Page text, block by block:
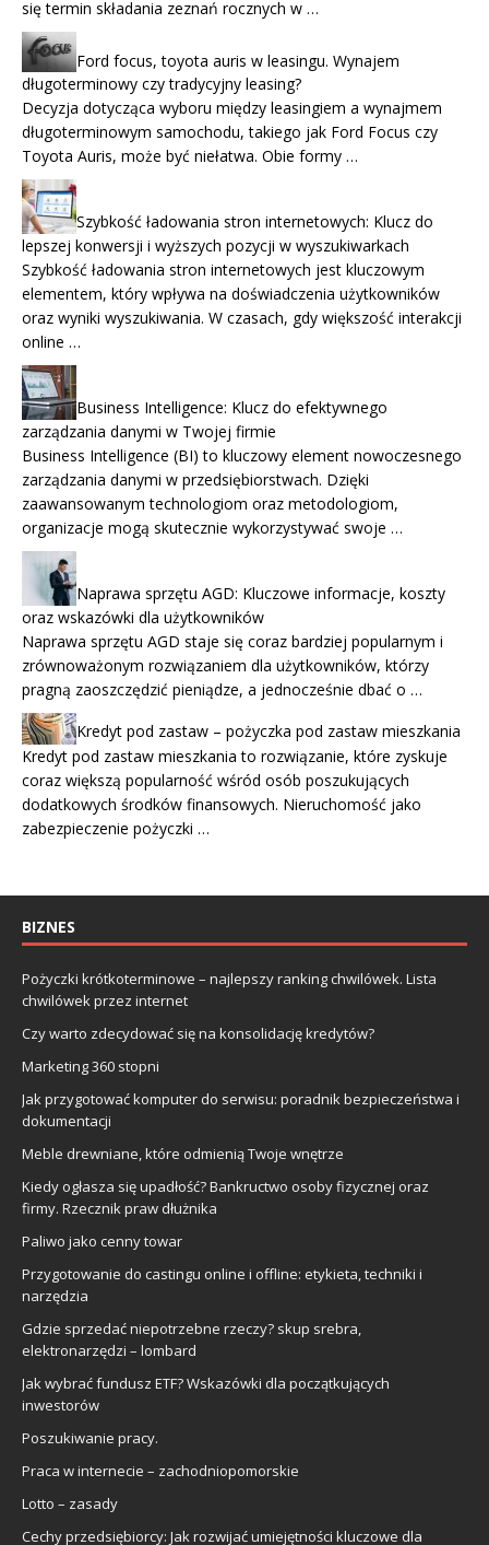
się termin składania zeznań rocznych w …
Ford focus, toyota auris w leasingu. Wynajem
długoterminowy czy tradycyjny leasing?
Decyzja dotycząca wyboru między leasingiem a wynajmem
długoterminowym samochodu, takiego jak Ford Focus czy
Toyota Auris, może być niełatwa. Obie formy …
Szybkość ładowania stron internetowych: Klucz do
lepszej konwersji i wyższych pozycji w wyszukiwarkach
Szybkość ładowania stron internetowych jest kluczowym
elementem, który wpływa na doświadczenia użytkowników
oraz wyniki wyszukiwania. W czasach, gdy większość interakcji
online …
Business Intelligence: Klucz do efektywnego
zarządzania danymi w Twojej firmie
Business Intelligence (BI) to kluczowy element nowoczesnego
zarządzania danymi w przedsiębiorstwach. Dzięki
zaawansowanym technologiom oraz metodologiom,
organizacje mogą skutecznie wykorzystywać swoje …
Naprawa sprzętu AGD: Kluczowe informacje, koszty
oraz wskazówki dla użytkowników
Naprawa sprzętu AGD staje się coraz bardziej popularnym i
zrównoważonym rozwiązaniem dla użytkowników, którzy
pragną zaoszczędzić pieniądze, a jednocześnie dbać o …
Kredyt pod zastaw – pożyczka pod zastaw mieszkania
Kredyt pod zastaw mieszkania to rozwiązanie, które zyskuje
coraz większą popularność wśród osób poszukujących
dodatkowych środków finansowych. Nieruchomość jako
zabezpieczenie pożyczki …
BIZNES
Pożyczki krótkoterminowe – najlepszy ranking chwilówek. Lista
chwilówek przez internet
Czy warto zdecydować się na konsolidację kredytów?
Marketing 360 stopni
Jak przygotować komputer do serwisu: poradnik bezpieczeństwa i
dokumentacji
Meble drewniane, które odmienią Twoje wnętrze
Kiedy ogłasza się upadłość? Bankructwo osoby fizycznej oraz
firmy. Rzecznik praw dłużnika
Paliwo jako cenny towar
Przygotowanie do castingu online i offline: etykieta, techniki i
narzędzia
Gdzie sprzedać niepotrzebne rzeczy? skup srebra,
elektronarzędzi – lombard
Jak wybrać fundusz ETF? Wskazówki dla początkujących
inwestorów
Poszukiwanie pracy.
Praca w internecie – zachodniopomorskie
Lotto – zasady
Cechy przedsiębiorcy: Jak rozwijać umiejętności kluczowe dla